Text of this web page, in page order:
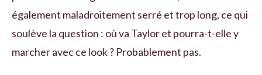
également maladroitement serré et trop long, ce qui
soulève la question : où va Taylor et pourra-t-elle y
marcher avec ce look ? Probablement pas.